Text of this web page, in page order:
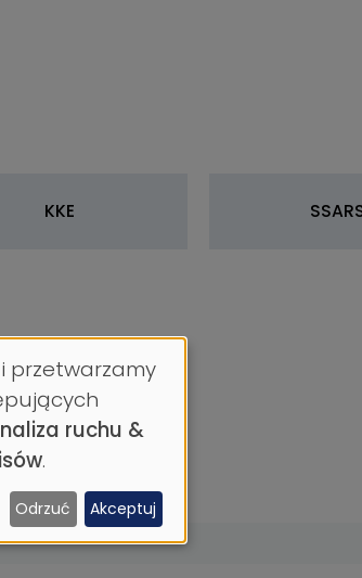
KKE
przetwarzamy
ruchu &
.
Odrzuć Akceptuj